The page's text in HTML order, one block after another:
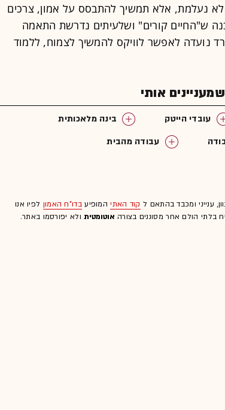
לא נעלמת, אלא תמשיך להתבסס על אמון, צרכים
ש"החיים קורים" ושלעיתים נדרשת התאמה
נועדה לאפשר לוויקס להמשיך לצמוח, ללמוד
אותי
עובדי הייטק
בינה מלאכותית
עבודה מהבית
ענייני ומכבד בהתאם ל קוד האתיהמופיעבדו"ח האמון לפיו אנו
בלתי הולם אחר מסוננים בצורה אוטומטיתולא יפורסמו באתר.